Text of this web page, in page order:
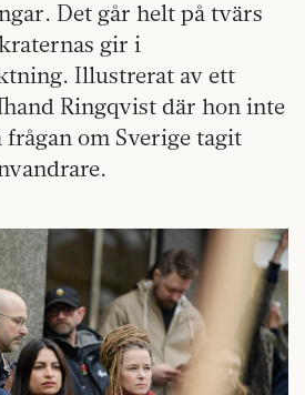
Det går helt på tvärs
gir i
Illustrerat av ett
Ringqvist där hon inte
om Sverige tagit